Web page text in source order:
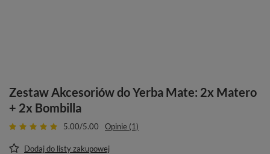
Zestaw Akcesoriów do Yerba Mate: 2x Matero
+ 2x Bombilla
5.00/5.00 Opinie (1)
Dodaj do listy zakupowej